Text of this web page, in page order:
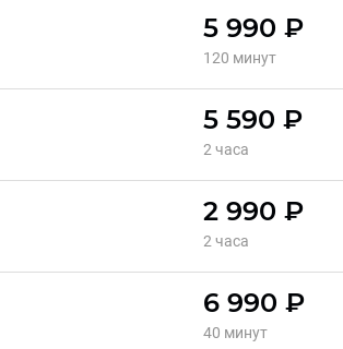
5 990 ₽
120 минут
5 590 ₽
2 часа
2 990 ₽
2 часа
6 990 ₽
40 минут